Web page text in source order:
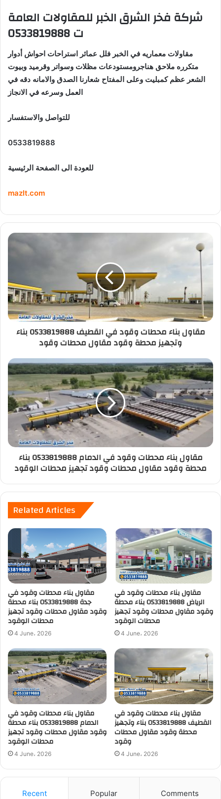
شركة فخر الشرق الخبر للمقاولات العامة
ت 0533819888
مقاولات معماريه في الخبر فلل عمائر استراحات احواش أدوار
متكرره ملاحق هناجرومستودعات مظلات وسواتر وقرميد وبيوت
الشعر عظم كمبليت وعلى المفتاح شعارنا الصدق والامانه دقه في
العمل وسرعه في الانجاز
للتواصل والاستفسار
0533819888
للعودة الى الصفحة الرئيسية
mazlt.com
مقاول بناء محطات وقود في القطيف 0533819888 بناء
وتجهيز محطة وقود مقاول محطات وقود
مقاول بناء محطات وقود في الدمام 0533819888 بناء
محطة وقود مقاول محطات وقود تجهيز محطات الوقود
Related Articles
مقاول بناء محطات وقود في
جدة 0533819888 بناء محطة
وقود مقاول محطات وقود تجهيز
محطات الوقود
4 June، 2026
مقاول بناء محطات وقود في
الرياض 0533819888 بناء محطة
وقود مقاول محطات وقود تجهيز
محطات الوقود
4 June، 2026
مقاول بناء محطات وقود في
الدمام 0533819888 بناء محطة
وقود مقاول محطات وقود تجهيز
محطات الوقود
4 June، 2026
مقاول بناء محطات وقود في
القطيف 0533819888 بناء وتجهيز
محطة وقود مقاول محطات
وقود
4 June، 2026
Recent Popular Comments